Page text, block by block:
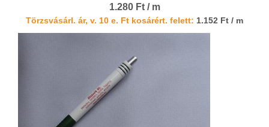
1.280 Ft / m
Törzsvásárl. ár, v. 10 e. Ft kosárért. felett: 1.152 Ft / m